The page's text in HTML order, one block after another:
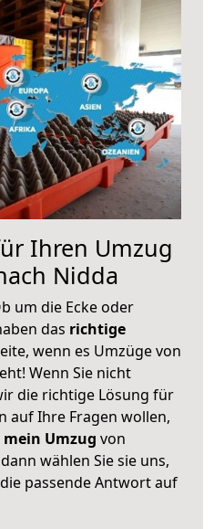
Ihren Umzug
Nidda
um die Ecke oder
das richtige
wenn es Umzüge von
Wenn Sie nicht
die richtige Lösung für
auf Ihre Fragen wollen,
Umzug von
wählen Sie sie uns,
passende Antwort auf